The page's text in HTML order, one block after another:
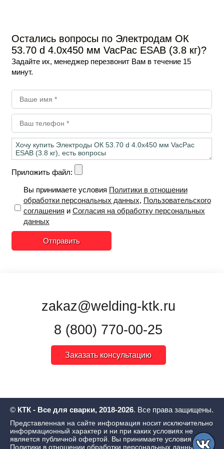
В наличии
855₽/ уп Опт
Остались вопросы по Электродам ОК
53.70 d 4.0х450 мм VacPac ESAB (3.8 кг)?
Задайте их, менеджер перезвонит Вам в течение 15
минут.
Приложить файл:
Вы принимаете условия Политики в отношении
обработки персональных данных, Пользовательского
соглашения и Согласия на обработку персональных
данных
Отправить
zakaz@welding-ktk.ru
8 (800) 770-00-25
Заказать консультацию
© КТК - Все для сварки, 2018-2026. Все права защищены.
Представленная на сайте информация носит исключительно
информационный характер и ни при каких условиях не
является публичной офертой. Вы принимаете условия
Политики в отношении обработки персональных данных ,